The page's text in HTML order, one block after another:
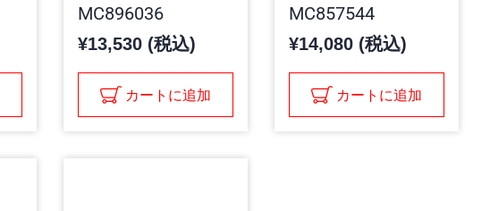
MC896036
¥13,530 (税込)
カートに追加
MC857544
¥14,080 (税込)
カートに追加